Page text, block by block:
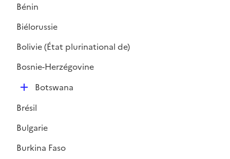
p
l
e
Bénin
Biélorussie
Bolivie (État plurinational de)
Bosnie-Herzégovine
D
p
l
i
e
Botswana
Brésil
Bulgarie
Burkina Faso